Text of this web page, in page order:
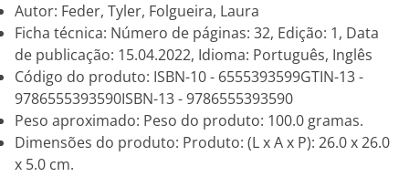
Autor: Feder, Tyler, Folgueira, Laura
Ficha técnica: Número de páginas: 32, Edição: 1, Data
de publicação: 15.04.2022, Idioma: Português, Inglês
Código do produto: ISBN-10 - 6555393599GTIN-13 -
9786555393590ISBN-13 - 9786555393590
Peso aproximado: Peso do produto: 100.0 gramas.
Dimensões do produto: Produto: (L x A x P): 26.0 x 26.0
x 5.0 cm.